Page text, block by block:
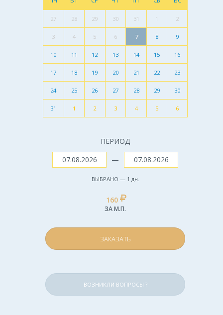
27 28 29 30 31 1 2
3 4 5 6 7 8 9
10 11 12 13 14 15 16
17 18 19 20 21 22 23
24 25 26 27 28 29 30
31 1 2 3 4 5 6
ПЕРИОД
—
ВЫБРАНО — 1 дн.
160
ЗА М.П.
ЗАКАЗАТЬ
ВОЗНИКЛИ ВОПРОСЫ ?